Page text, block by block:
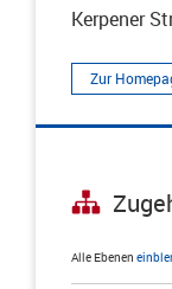
Kerpener
Zur
Alle Ebenen